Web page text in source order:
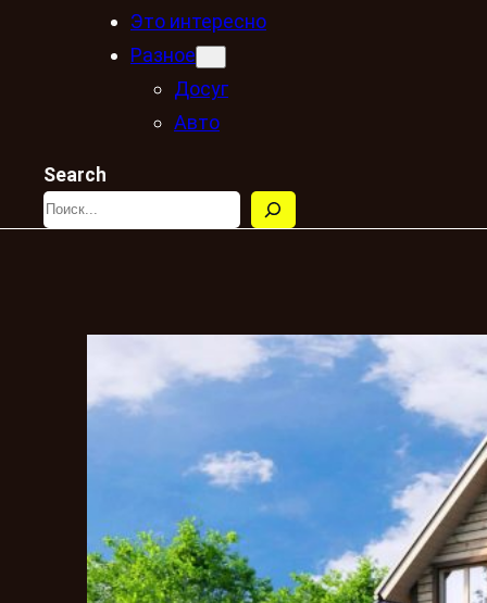
Это интересно
Разное
Досуг
Авто
Search